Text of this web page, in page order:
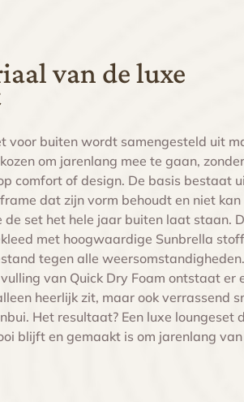
van de luxe
voor buiten wordt samengesteld uit
om jarenlang mee te gaan,
comfort of design. De basis bestaat
dat zijn vorm behoudt en niet kan
de set het hele jaar buiten laat staan.
met hoogwaardige Sunbrella
tegen alle
van Quick Dry Foam ontstaat er
heerlijk zit, maar ook verrassend
Het resultaat? Een luxe loungeset
blijft en gemaakt is om jarenlang